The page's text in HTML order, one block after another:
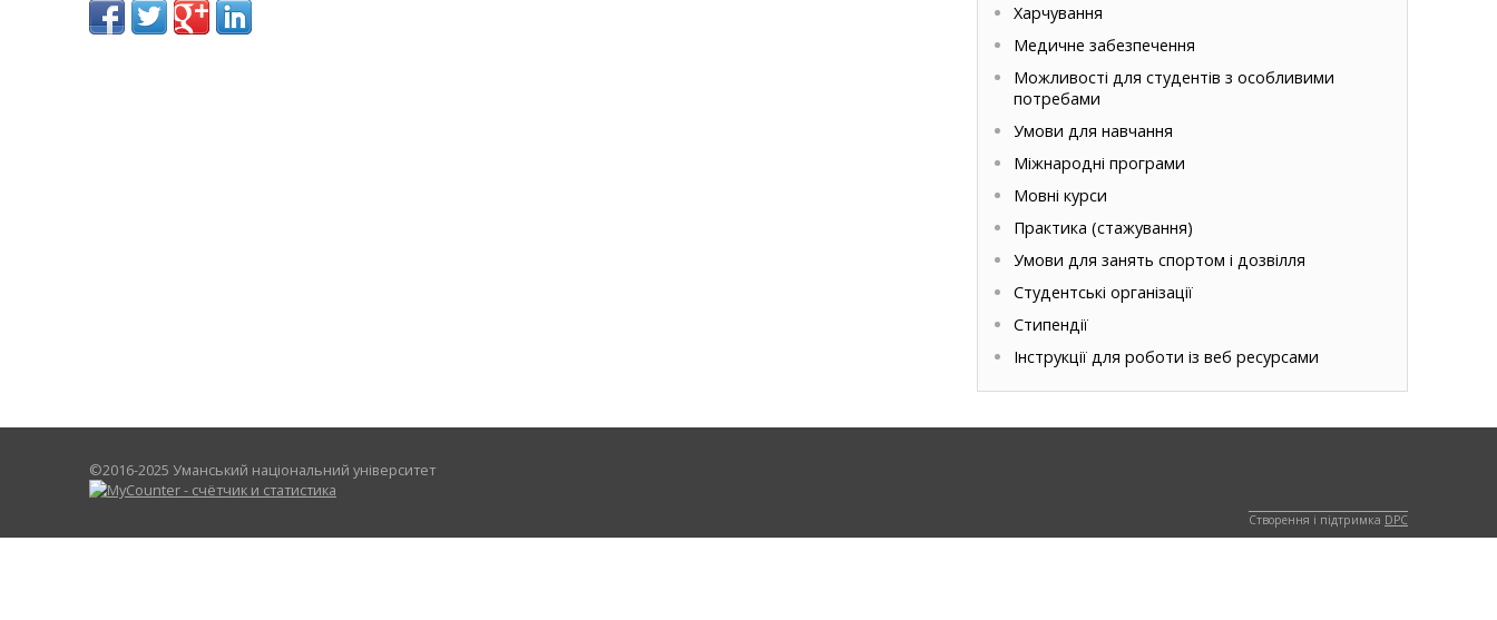
Харчування
Медичне забезпечення
Можливості для студентів з особливими
потребами
Умови для навчання
Міжнародні програми
Мовні курси
Практика (стажування)
Умови для занять спортом і дозвілля
Студентські організації
Стипендії
Інструкції для роботи із веб ресурсами
©2016-2025 Уманський національний університет
Створення і підтримка DPC